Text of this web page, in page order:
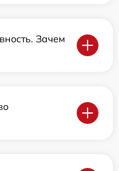
Зачем